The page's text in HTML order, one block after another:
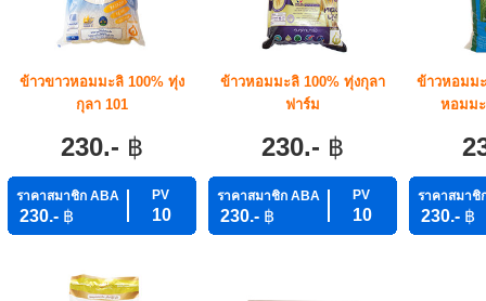
ข้าวขาวหอมมะลิ 100% ทุ่ง
กุลา 101
230.- ฿
ราคาสมาชิก ABA PV
230.- ฿ 10
ข้าวหอมมะลิ 100% ทุ่งกุลา
ฟาร์ม
230.- ฿
ราคาสมาชิก ABA PV
230.- ฿ 10
ข้าวหอมม
หอมม
ราคาสมาชิ
230.- ฿